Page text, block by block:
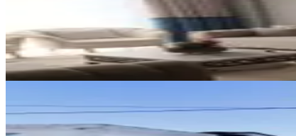
Dulkadiroğlu, Aslan Bey Mahallesi
3+1·125 m²·Kot 4·06.08.2026
2.900.000 ₺
Germenıcıa'dan Pıazza'ya
Dulkadiroğlu, Egemenlik Mahallesi